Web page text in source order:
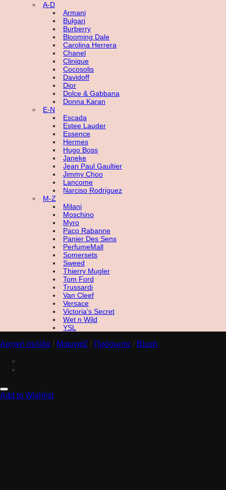
A-D
Armani
Bulgari
Burberry
Blooming Dale
Carolina Herrera
Chanel
Clinique
Cocosolis
Davidoff
Dior
Dolce & Gabbana
Donna Karan
E-N
Escada
Estee Lauder
Essence
Hermes
Hugo Boss
Janeke
Jean Paul Gaultier
Jimmy Choo
Lancome
Narciso Rodriguez
M-Z
Milani
Moschino
Myro
Paco Rabanne
Panier Des Sens
PerfumeMall
Somersets
Sweed
Thierry Mugler
Tom Ford
Trussardi
Van Cleef
Versace
Victoria’s Secret
Wet n Wild
YSL
Αρχική σελίδα / Μακιγιάζ / Πρόσωπο / Blush
Add to Wishlist